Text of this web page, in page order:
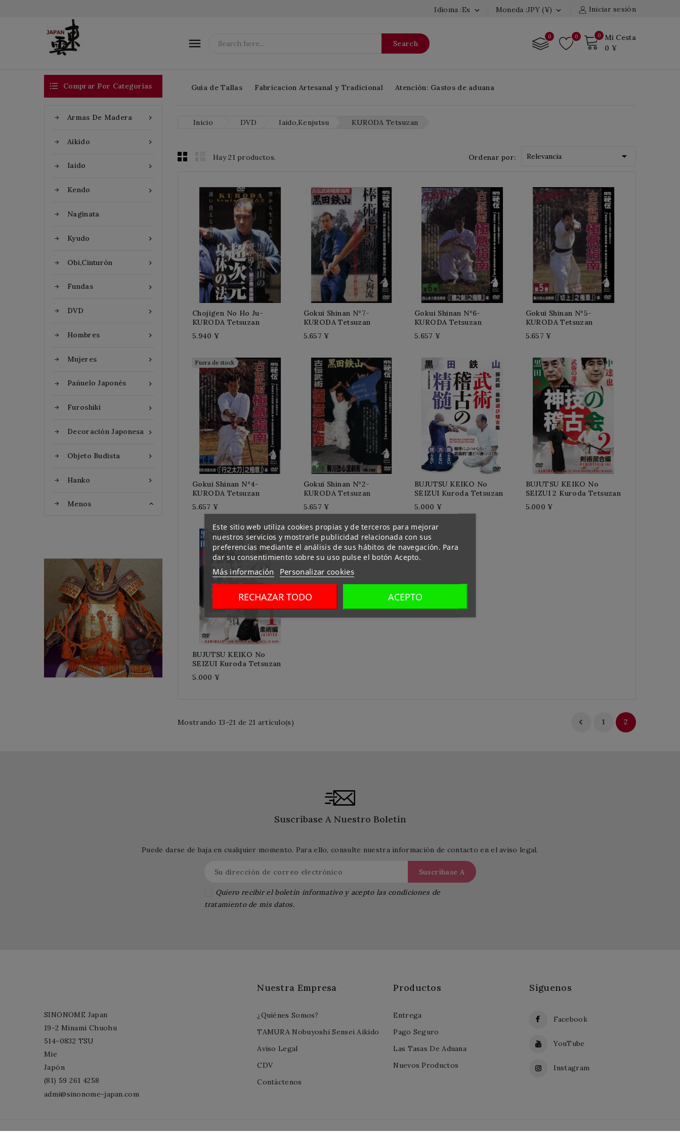
Iniciar sesión
Moneda :JPY (¥) 
Idioma :es 
0
Mi Cesta
0 ¥
 Search
0
0
Guía de Tallas Fabricacion Artesanal y Tradicional Atención: Gastos de aduana
 Comprar Por Categorías

Armas De Madera

Aikido

Iaido

Kendo
Naginata

Kyudo

Obi,Cinturón

Fundas

DVD

Hombres

Mujeres

Pañuelo Japonés

Furoshiki

Decoración Japonesa

Objeto Budista

Hanko
Menos 
Flat Discount
Homemade Gloves
Inicio DVD Iaido,Kenjutsu KURODA Tetsuzan
Hay 21 productos. Ordenar por: Relevancia 
Chojigen No Ho Ju-
KURODA Tetsuzan
5.940 ¥
Gokui Shinan N°7-
KURODA Tetsuzan
5.657 ¥
Gokui Shinan N°6-
KURODA Tetsuzan
5.657 ¥
Gokui Shinan N°5-
KURODA Tetsuzan
5.657 ¥
Fuera de stock
Gokui Shinan N°4-
KURODA Tetsuzan
5.657 ¥
Gokui Shinan N°2-
KURODA Tetsuzan
5.657 ¥
BUJUTSU KEIKO No
SEIZUI Kuroda Tetsuzan
5.000 ¥
BUJUTSU KEIKO No
SEIZUI 2 Kuroda Tetsuzan
5.000 ¥
BUJUTSU KEIKO No
SEIZUI Kuroda Tetsuzan
5.000 ¥
Mostrando 13-21 de 21 artículo(s)  1 2
Suscríbase A Nuestro Boletín
Puede darse de baja en cualquier momento. Para ello, consulte nuestra información de contacto en el aviso legal.
Quiero recibir el boletín informativo y acepto las condiciones de
tratamiento de mis datos.
Síguenos
Facebook
YouTube
Instagram
Productos
Entrega
Pago Seguro
Las Tasas De Aduana
Nuevos Productos
Nuestra Empresa
¿Quiénes Somos?
TAMURA Nobuyoshi Sensei Aikido
Aviso Legal
CDV
Contáctenos
SINONOME Japan
19-2 Minami Chuohu
514-0832 TSU
Mie
Japón
(81) 59 261 4258
admi@sinonome-japan.com
Este sitio web utiliza cookies propias y de terceros para mejorar
nuestros servicios y mostrarle publicidad relacionada con sus
preferencias mediante el análisis de sus hábitos de navegación. Para
dar su consentimiento sobre su uso pulse el botón Acepto.
Más información Personalizar cookies
RECHAZAR TODO ACEPTO